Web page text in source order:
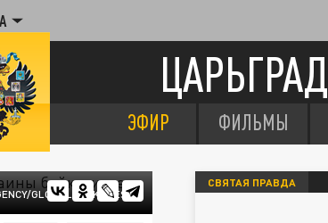
ЦАРЬГРАД
ЭФИР ФИЛЬМЫ
GLOBALLOOKPRESS
СВЯТАЯ ПРАВДА